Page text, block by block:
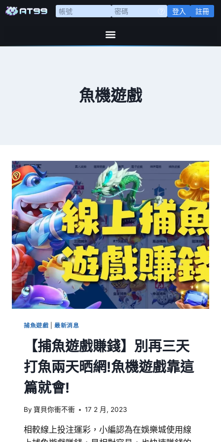
登入 註冊
魚機遊戲
捕魚遊戲 |最新消息
【捕魚遊戲賺錢】別再三天
打魚兩天晒網!魚機遊戲靠這
篇就會!
By 寶貝你衝不衝 17 2 月, 2023
相較線上投注運彩，小編認為在娛樂城使用線